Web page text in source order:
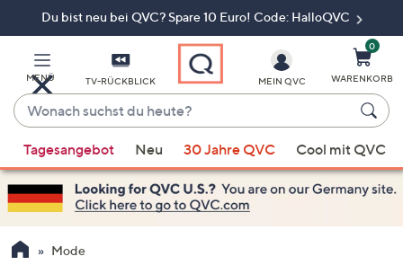
Du bist neu bei QVC? Spare 10 Euro! Code: HalloQVC
MENÜ TV-RÜCKBLICK
Wonach
suchst
du
heute?
Vorschläge
verfügbar
sind,
verwenden
Sie
MEIN QVC
0
WARENKORB
Tagesangebot Neu 30 Jahre QVC Cool mit QVC
Mode